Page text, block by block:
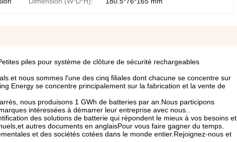
piles pour système de clôture de sécurité rechargeables
nous sommes l'une des cinq filiales dont chacune se concentre sur
Energy se concentre principalement sur la fabrication et la vente de
nous produisons 1 GWh de batteries par an.Nous participons
intéressées à démarrer leur entreprise avec nous..
des solutions de batterie qui répondent le mieux à vos besoins et
autres documents en anglaisPour vous faire gagner du temps.
et des sociétés cotées dans le monde entier.Rejoignez-nous et